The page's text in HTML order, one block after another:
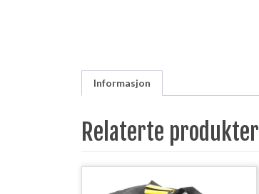
Informasjon
Relaterte produkter